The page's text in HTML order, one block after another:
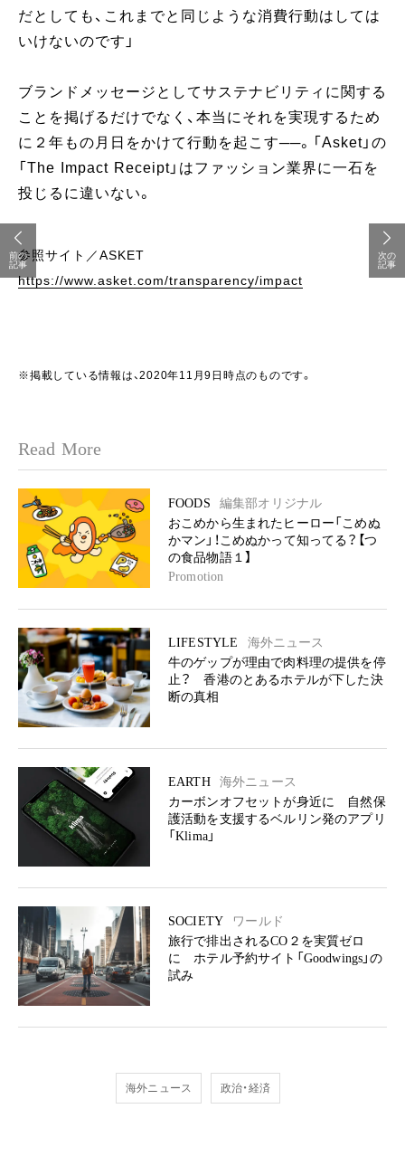
だとしても、これまでと同じような消費行動はしては
いけないのです」
ブランドメッセージとしてサステナビリティに関する
ことを掲げるだけでなく、本当にそれを実現するため
に２年もの月日をかけて行動を起こす──。「Asket」の
「The Impact Receipt」はファッション業界に一石を
投じるに違いない。
参照サイト／ASKET
https://www.asket.com/transparency/impact
※掲載している情報は、2020年11月9日時点のものです。
Read More
FOODS
編集部オリジナル
おこめから生まれたヒーロー「こめぬ
かマン」！こめぬかって知ってる？【つ
の食品物語１】
Promotion
LIFESTYLE
海外ニュース
牛のゲップが理由で肉料理の提供を停
止？ 香港のとあるホテルが下した決
断の真相
EARTH
海外ニュース
カーボンオフセットが身近に 自然保
護活動を支援するベルリン発のアプリ
「Klima」
SOCIETY
ワールド
旅行で排出されるCO２を実質ゼロ
に ホテル予約サイト「Goodwings」の
試み
海外ニュース 政治・経済
前の
記事
次の
記事